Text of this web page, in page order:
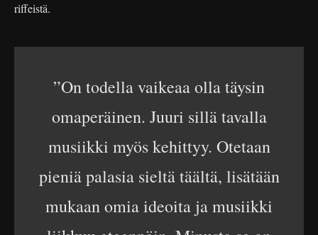
riffeistä.
”On todella vaikeaa olla täysin
omaperäinen. Juuri sillä tavalla
musiikki myös kehittyy. Otetaan
pieniä palasia sieltä täältä, lisätään
mukaan omia ideoita ja musiikki